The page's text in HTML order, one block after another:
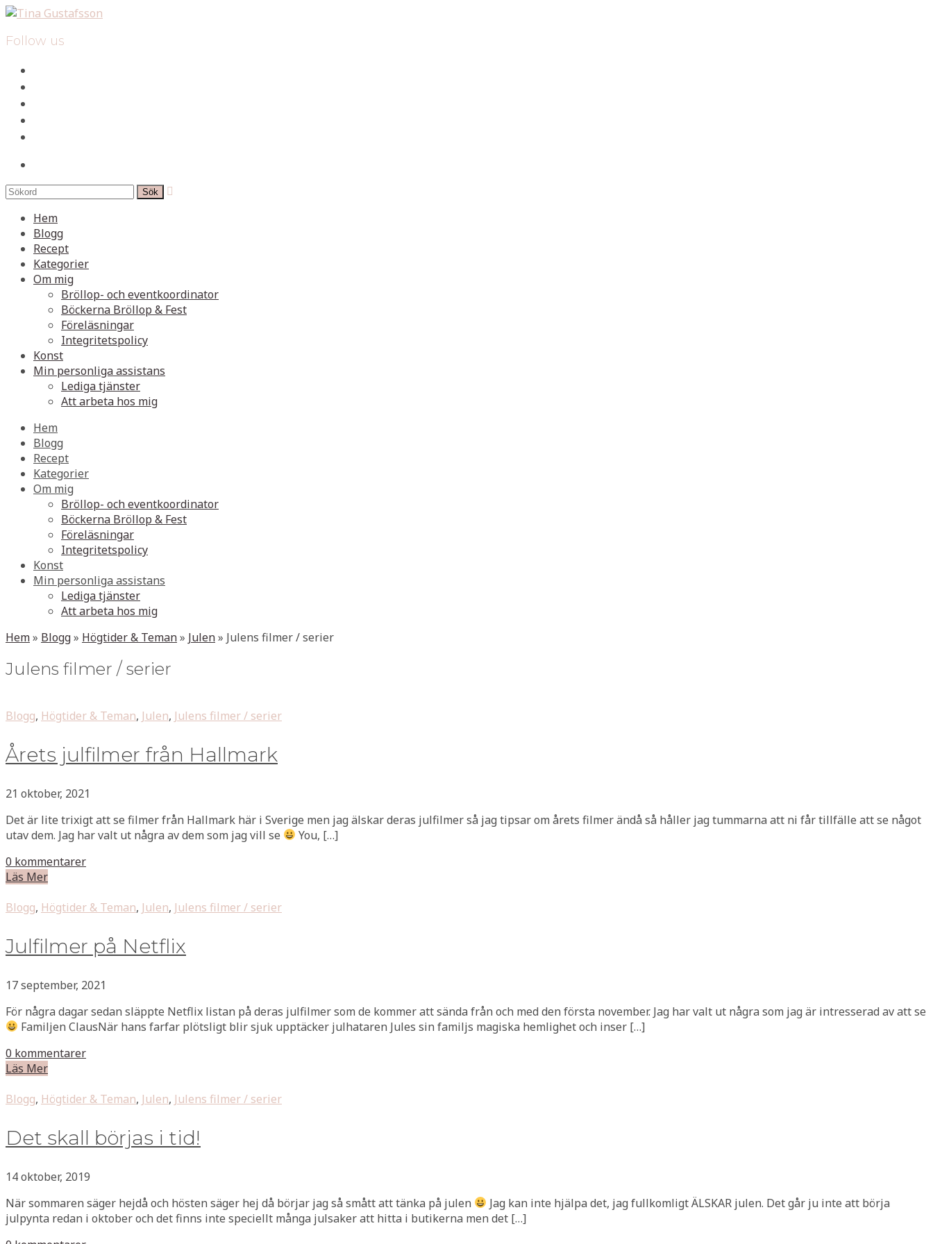
Follow us

Hem
Blogg
Recept
Kategorier
Om mig
Bröllop- och eventkoordinator
Böckerna Bröllop & Fest
Föreläsningar
Integritetspolicy
Konst
Min personliga assistans
Lediga tjänster
Att arbeta hos mig
Hem
Blogg
Recept
Kategorier
Om mig
Bröllop- och eventkoordinator
Böckerna Bröllop & Fest
Föreläsningar
Integritetspolicy
Konst
Min personliga assistans
Lediga tjänster
Att arbeta hos mig
Hem» Blogg» Högtider & Teman» Julen» Julens filmer / serier
Julens filmer / serier
Blogg, Högtider & Teman, Julen, Julens filmer / serier
Årets julfilmer från Hallmark
21 oktober, 2021
Det är lite trixigt att se filmer från Hallmark här i Sverige men jag älskar deras julfilmer så jag tipsar om årets filmer ändå så håller jag tummarna att ni får tillfälle att se något
utav dem. Jag har valt ut några av dem som jag vill se
You, […]
0 kommentarer
Läs Mer
Blogg, Högtider & Teman, Julen, Julens filmer / serier
Julfilmer på Netflix
17 september, 2021
För några dagar sedan släppte Netflix listan på deras julfilmer som de kommer att sända från och med den första november. Jag har valt ut några som jag är intresserad av att se
Familjen ClausNär hans farfar plötsligt blir sjuk upptäcker julhataren Jules sin familjs magiska hemlighet och inser […]
0 kommentarer
Läs Mer
Blogg, Högtider & Teman, Julen, Julens filmer / serier
Det skall börjas i tid!
14 oktober, 2019
När sommaren säger hejdå och hösten säger hej då börjar jag så smått att tänka på julen
Jag kan inte hjälpa det, jag fullkomligt ÄLSKAR julen. Det går ju inte att börja
julpynta redan i oktober och det finns inte speciellt många julsaker att hitta i butikerna men det […]